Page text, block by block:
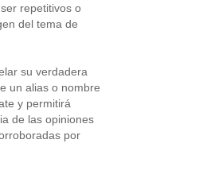
repetitivos o
del tema de
su verdadera
un alias o nombre
y permitirá
de las opiniones
por